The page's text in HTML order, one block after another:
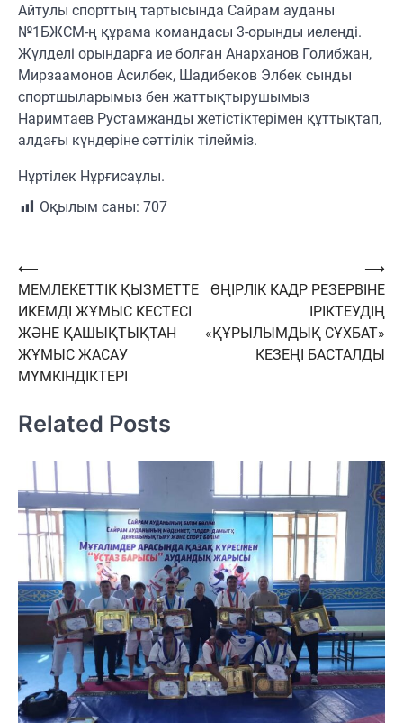
Айтулы спорттың тартысында Сайрам ауданы
№1БЖСМ-ң құрама командасы 3-орынды иеленді.
Жүлделі орындарға ие болған Анарханов Голибжан,
Мирзаамонов Асилбек, Шадибеков Элбек сынды
спортшыларымыз бен жаттықтырушымыз
Наримтаев Рустамжанды жетістіктерімен құттықтап,
алдағы күндеріне сәттілік тілейміз.
Нұртілек Нұрғисаұлы.
Оқылым саны: 707
Навигация
по
записям
⟵
МЕМЛЕКЕТТІК ҚЫЗМЕТТЕ
ИКЕМДІ ЖҰМЫС КЕСТЕСІ
ЖӘНЕ ҚАШЫҚТЫҚТАН
ЖҰМЫС ЖАСАУ
МҮМКІНДІКТЕРІ
ӨҢІРЛІК КАДР РЕЗЕРВІНЕ
ІРІКТЕУДІҢ
«ҚҰРЫЛЫМДЫҚ СҰХБАТ»
КЕЗЕҢІ БАСТАЛДЫ
⟶
Related Posts